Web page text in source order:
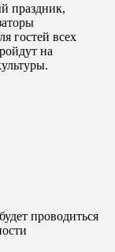
праздник,
гостей всех
на
проводиться